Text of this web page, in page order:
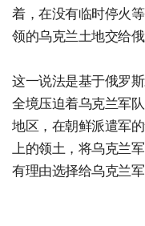
着，在没有临时停火
领的乌克兰土地交给
这一说法是基于俄罗
全境压迫着乌克兰军
地区，在朝鲜派遣军
上的领土，将乌克兰
有理由选择给乌克兰